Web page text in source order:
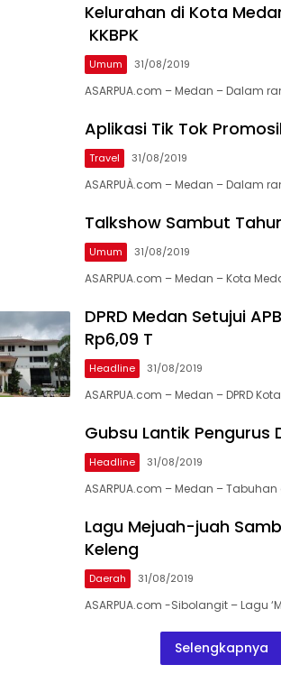
Kelurahan di Kota
KKBPK
Umum 31/08/2019
ASARPUA.com – Medan – Dalam
Aplikasi Tik Tok
Travel 31/08/2019
ASARPUÀ.com – Medan – Dalam
Talkshow Sambut
Umum 31/08/2019
ASARPUA.com – Medan – Kota
DPRD Medan Setujui
Rp6,09 T
Headline 31/08/2019
ASARPUA.com – Medan – DPRD
Gubsu Lantik Pengurus
Headline 31/08/2019
ASARPUA.com – Medan –
Lagu Mejuah-juah
Keleng
Daerah 31/08/2019
ASARPUA.com -Sibolangit – Lagu
Selengkapnya